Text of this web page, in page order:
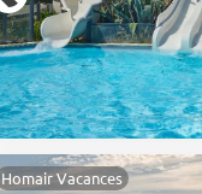
Homair Vacances